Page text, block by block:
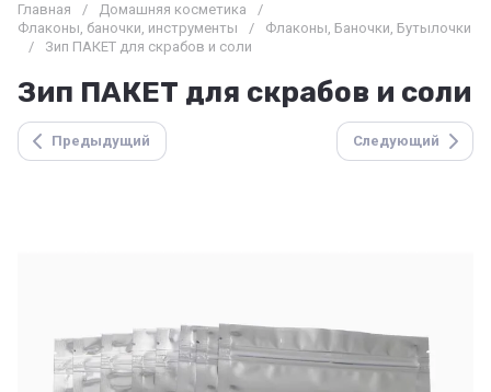
Главная / Домашняя косметика
/
Флаконы, баночки, инструменты
/
Флаконы, Баночки, Бутылочки
/
Зип ПАКЕТ для скрабов и соли
Зип ПАКЕТ для скрабов и соли
Предыдущий Следующий